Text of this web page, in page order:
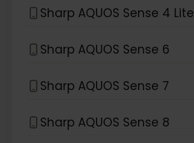
Sharp AQUOS Sense 4 Lite
Sharp AQUOS Sense 6
Sharp AQUOS Sense 7
Sharp AQUOS Sense 8